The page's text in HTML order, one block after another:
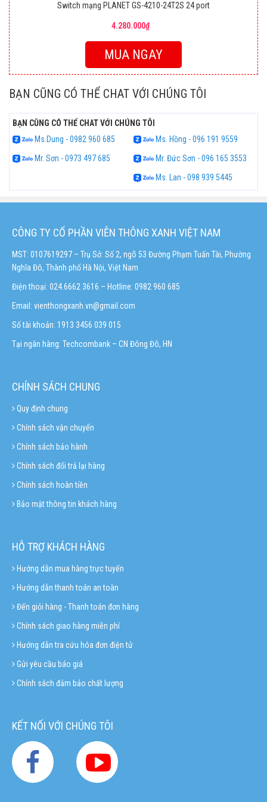
Switch mạng PLANET GS-4210-24T2S 24 port
4.280.000₫
MUA NGAY
BẠN CŨNG CÓ THỂ CHAT VỚI CHÚNG TÔI
BẠN CŨNG CÓ THỂ CHAT VỚI CHÚNG TÔI
Ms.Dung - 0982 960 685
Ms. Hồng - 096 191 9559
Mr. Sơn - 0973 497 685
Mr. Đức Sơn - 096 165 3553
Ms. Lan - 098 939 5445
CÔNG TY CỔ PHẦN VIỄN THÔNG XANH VIỆT NAM
MST: 0107619297 – Trụ Sở: Số 2, ngõ 53 Đường Phạm Tuấn Tài, Phường
Nghĩa Đô, Thành phố Hà Nội, Việt Nam
Điện thoại: 024.6662 3616 – Hotline: 0982 960 685
Email: vienthongxanh.vn@gmail.com
Số tài khoản: 1913 3456 039 015
Tại ngân hàng: Techcombank – CN Đông Đô, HN
CHÍNH SÁCH CHUNG
Quy định chung
Chính sách vận chuyển
Chính sách bảo hành
Chính sách đổi trả lại hàng
Chính sách hoàn tiền
Bảo mật thông tin khách hàng
HỖ TRỢ KHÁCH HÀNG
Hướng dẫn mua hàng trực tuyến
Hướng dẫn thanh toán an toàn
Đến giỏi hàng - Thanh toán đơn hàng
Chính sách giao hàng miễn phí
Hướng dẫn tra cứu hóa đơn điện tử
Gửi yêu cầu báo giá
Chính sách đảm bảo chất lượng
KẾT NỐI VỚI CHÚNG TÔI